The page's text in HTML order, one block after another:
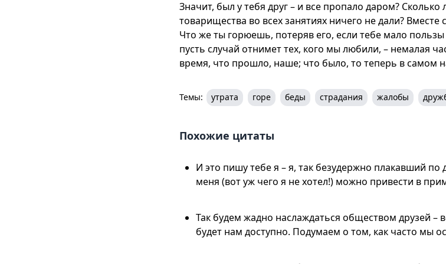
Значит, был у тебя друг – и все пропало даром?
товарищества во всех занятиях ничего не дали?
Что же ты горюешь, потеряв его, если тебе мало
пусть случай отнимет тех, кого мы любили, – немалая
время, что прошло, наше; что было, то теперь в самом
Темы: утрата горе беды страдания жалобы
Похожие цитаты
И это пишу тебе я – я, так безудержно плакавший
меня (вот уж чего я не хотел!) можно привести в
Так будем жадно наслаждаться обществом друзей –
будет нам доступно. Подумаем о том, как часто мы